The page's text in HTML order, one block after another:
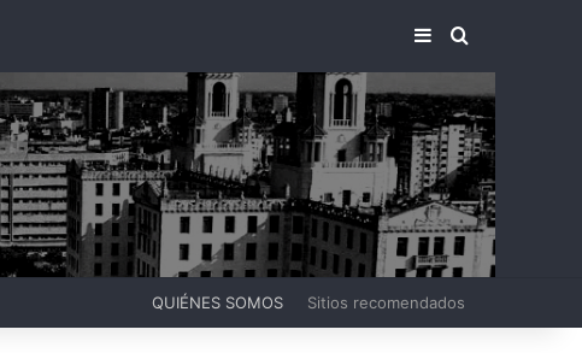
BARRA LATERAL
BUSCAR
QUIÉNES SOMOS Sitios recomendados